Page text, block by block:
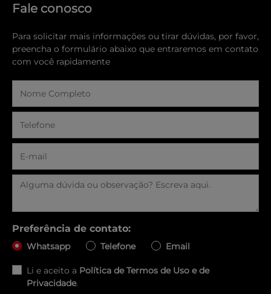
Fale conosco
Para solicitar mais informações ou tirar dúvidas, por favor,
preencha o formulário abaixo que entraremos em contato
com você rapidamente
Preferência de contato:
Whatsapp Telefone Email
Li e aceito a Política de Termos de Uso e de
Privacidade.